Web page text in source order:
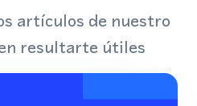
artículos de nuestro
resultarte útiles